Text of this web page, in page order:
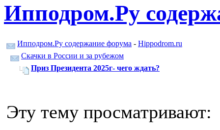
Ипподром.Ру
Ипподром.Ру содержание форума - Hippodrom.ru
Скачки в России и за рубежом
Приз Президента 2025г- чего ждать?
Эту тему